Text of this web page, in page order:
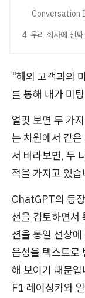
Conversation
4. 우리 회사에 진
"해외 고객과의
를 통해 내가 미
얼핏 보면 두 가
는 차원에서 같
서 바라보면, 두
적을 가지고 있습
ChatGPT의 등
션을 검토하면서
션을 동일 선상
음성을 텍스트로
해 보이기 때문
F1 레이싱카와